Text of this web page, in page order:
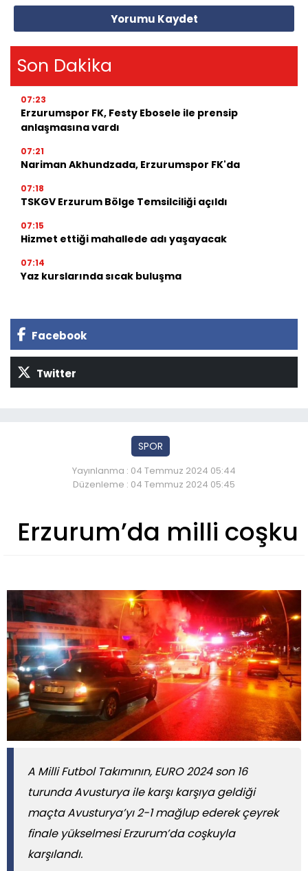
Yorumu Kaydet
Son Dakika
07:23
Erzurumspor FK, Festy Ebosele ile prensip
anlaşmasına vardı
07:21
Nariman Akhundzada, Erzurumspor FK'da
07:18
TSKGV Erzurum Bölge Temsilciliği açıldı
07:15
Hizmet ettiği mahallede adı yaşayacak
07:14
Yaz kurslarında sıcak buluşma
Facebook
Twitter
SPOR
Yayınlanma : 04 Temmuz 2024 05:44
Düzenleme : 04 Temmuz 2024 05:45
Erzurum’da milli coşku
A Milli Futbol Takımının, EURO 2024 son 16
turunda Avusturya ile karşı karşıya geldiği
maçta Avusturya’yı 2-1 mağlup ederek çeyrek
finale yükselmesi Erzurum’da coşkuyla
karşılandı.